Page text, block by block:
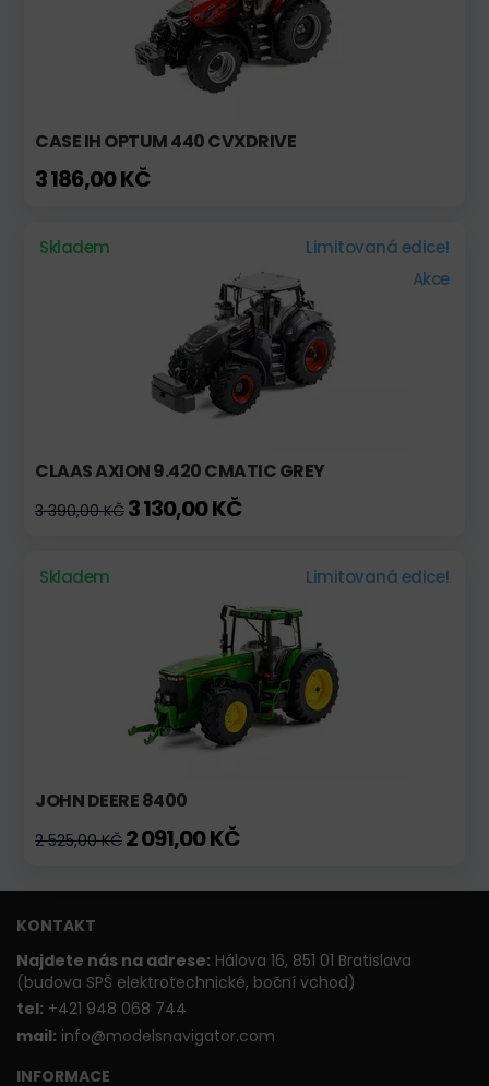
CASE IH OPTUM 440 CVXDRIVE
3 186,00 KČ
Skladem
Limitovaná edice!
Akce
CLAAS AXION 9.420 CMATIC GREY
3 390,00 KČ 3 130,00 KČ
Skladem Limitovaná edice!
JOHN DEERE 8400
2 525,00 KČ 2 091,00 KČ
KONTAKT
Najdete nás na adrese: Hálova 16, 851 01 Bratislava
(budova SPŠ elektrotechnické, boční vchod)
tel: +421 948 068 744
mail: info@modelsnavigator.com
INFORMACE